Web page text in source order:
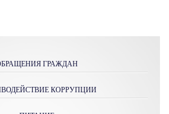
ГРАЖДАН
КОРРУПЦИИ